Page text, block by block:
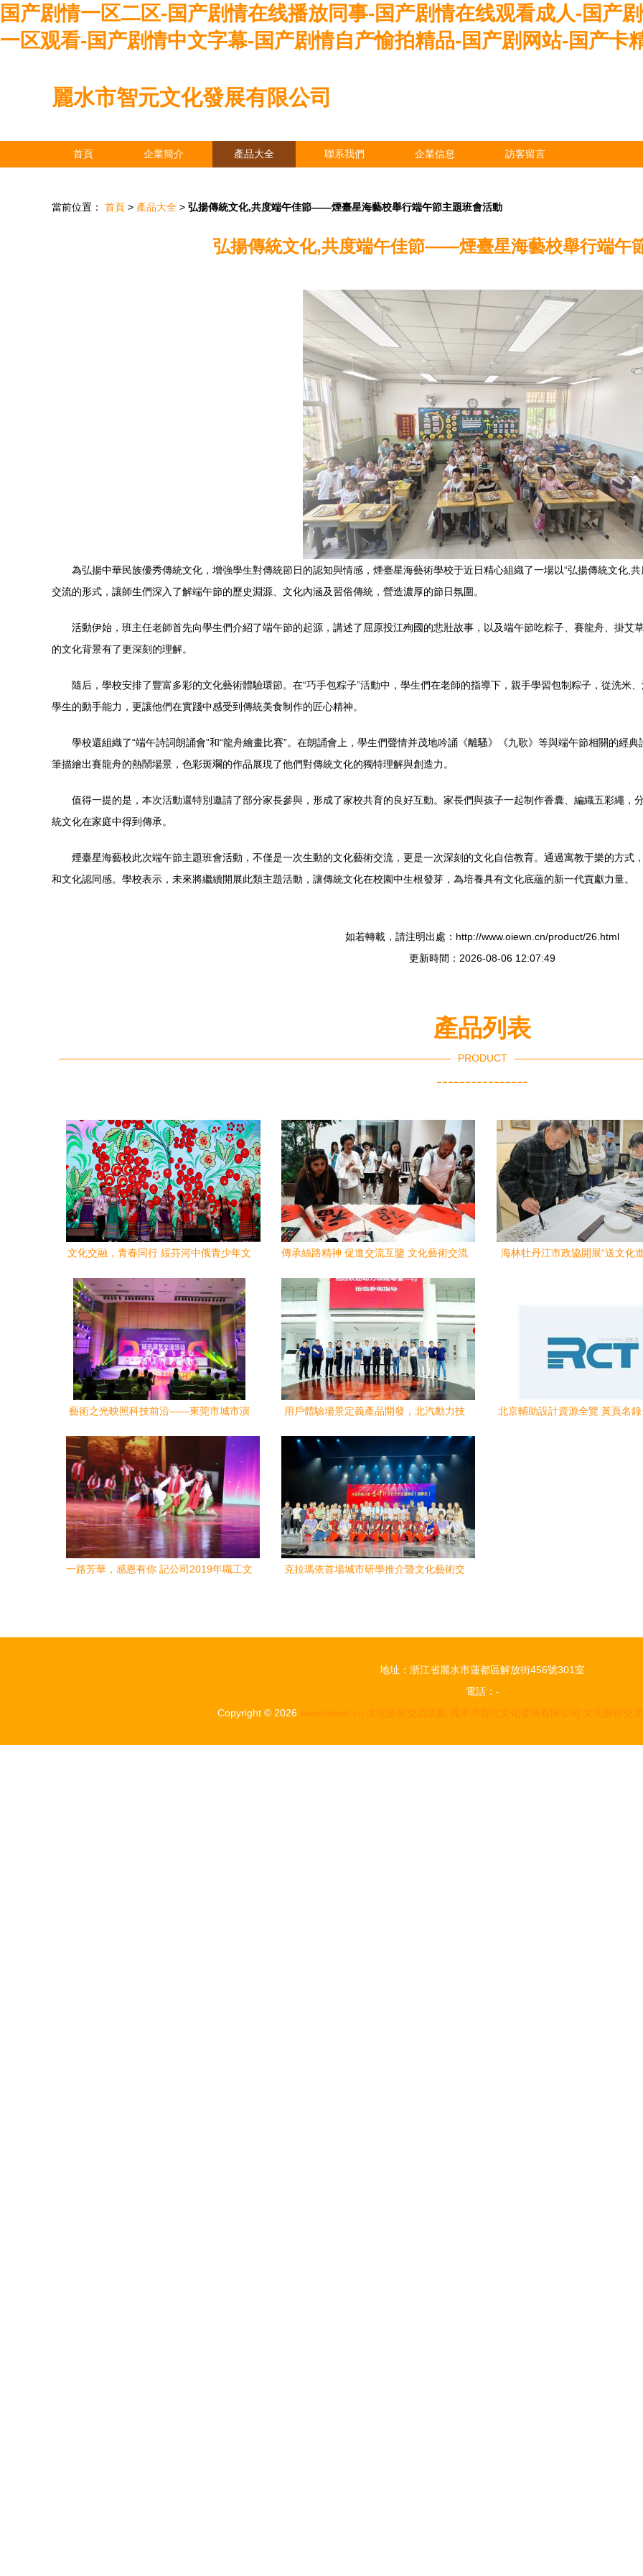
国产剧情一区二区-国产剧情在线播放同事-国产剧情在线观看成人-国产
一区观看-国产剧情中文字幕-国产剧情自产愉拍精品-国产剧网站-国产卡
麗水市智元文化發展有限公司
首頁 企業簡介 產品大全 聯系我們 企業信息 訪客留言
當前位置： 首頁 > 產品大全 > 弘揚傳統文化,共度端午佳節——煙臺星海藝校舉行端午節主題班會活動
弘揚傳統文化,共度端午佳節——煙臺星海藝校舉行端午
為弘揚中華民族優秀傳統文化，增強學生對傳統節日的認知與情感，煙臺星海藝術學校于近日精心組織了一場以“弘揚傳統文化,
交流的形式，讓師生們深入了解端午節的歷史淵源、文化內涵及習俗傳統，營造濃厚的節日氛圍。
活動伊始，班主任老師首先向學生們介紹了端午節的起源，講述了屈原投江殉國的悲壯故事，以及端午節吃粽子、賽龍舟、掛艾
的文化背景有了更深刻的理解。
隨后，學校安排了豐富多彩的文化藝術體驗環節。在“巧手包粽子”活動中，學生們在老師的指導下，親手學習包制粽子，從洗米
學生的動手能力，更讓他們在實踐中感受到傳統美食制作的匠心精神。
學校還組織了“端午詩詞朗誦會”和“龍舟繪畫比賽”。在朗誦會上，學生們聲情并茂地吟誦《離騷》《九歌》等與端午節相關的經
筆描繪出賽龍舟的熱鬧場景，色彩斑斕的作品展現了他們對傳統文化的獨特理解與創造力。
值得一提的是，本次活動還特別邀請了部分家長參與，形成了家校共育的良好互動。家長們與孩子一起制作香囊、編織五彩繩，
統文化在家庭中得到傳承。
煙臺星海藝校此次端午節主題班會活動，不僅是一次生動的文化藝術交流，更是一次深刻的文化自信教育。通過寓教于樂的方式
和文化認同感。學校表示，未來將繼續開展此類主題活動，讓傳統文化在校園中生根發芽，為培養具有文化底蘊的新一代貢獻力量。
如若轉載，請注明出處：http://www.oiewn.cn/product/26.html
更新時間：2026-08-06 12:07:49
產品列表
PRODUCT
----------------
文化交融，青春同行 綏芬河中俄青少年文
傳承絲路精神 促進交流互鑒 文化藝術交流
海林牡丹江市政協開展“送文化
藝術之光映照科技前沿——東莞市城市演
用戶體驗場景定義產品開發，北汽動力技
北京輔助設計資源全覽 黃頁名
一路芳華，感恩有你 記公司2019年職工文
克拉瑪依首場城市研學推介暨文化藝術交
地址：浙江省麗水市蓮都區解放街456號301室
電話：-
Copyright © 2026 www.oiewn.cn 文化藝術交流活動 麗水市智元文化發展有限公司 文化藝術交